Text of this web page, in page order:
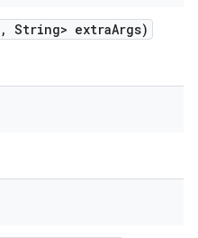
, String> extraArgs)